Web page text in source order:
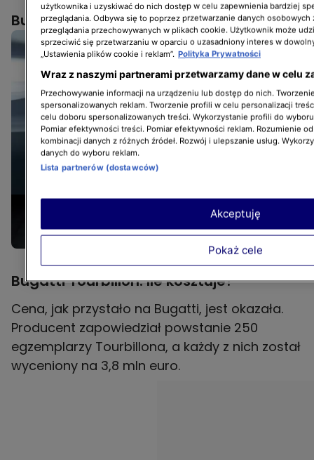
Bugatti Tourbillon
+12
zobacz galerię
Bugatti Tourbillon. Ile kosztuje?
Cena, jak przystało na Bugatti, jest okazała.
Producent zapowiedział powstanie 250
egzemplarzy Tourbillona, a każdy z nich został
wyceniony na 3,8 mln euro.
użytkownika i uzyskiwać do nich dostęp w celu zapewnienia bardziej
przeglądania. Odbywa się to poprzez przetwarzanie danych osobowych
przeglądania przechowywanych w plikach cookie. Użytkownik może
sprzeciwić się przetwarzaniu w oparciu o uzasadniony interes w
„Ustawienia plików cookie i reklam”. Polityka Prywatności
Wraz z naszymi partnerami przetwarzamy dane w celu
Przechowywanie informacji na urządzeniu lub dostęp do nich.
spersonalizowanych reklam. Tworzenie profili w celu personalizacji
celu doboru spersonalizowanych treści. Wykorzystanie profili do
Pomiar efektywności treści. Pomiar efektywności reklam. Rozumienie
kombinacji danych z różnych źródeł. Rozwój i ulepszanie usług.
danych do wyboru reklam.
Lista partnerów (dostawców)
Pokaż cele
Akceptuję